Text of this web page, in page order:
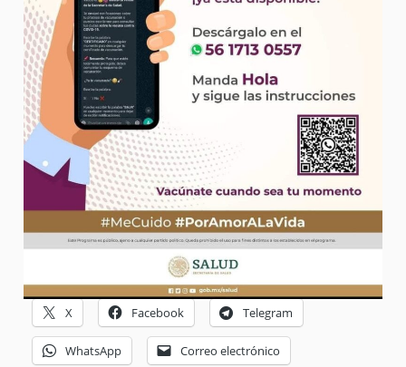
X Facebook Telegram
WhatsApp Correo electrónico